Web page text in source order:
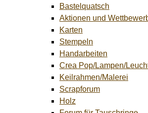
Bastelquatsch
Aktionen und
Karten
Stempeln
Handarbeiten
Crea Pop/Lampen/
Keilrahmen/Malerei
Scrapforum
Holz